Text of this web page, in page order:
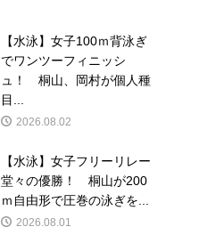
【水泳】女子100ｍ背泳ぎ
でワンツーフィニッシ
ュ！ 桐山、岡村が個人種
目...
2026.08.02
【水泳】女子フリーリレー
堂々の優勝！ 桐山が200
ｍ自由形で圧巻の泳ぎを...
2026.08.01